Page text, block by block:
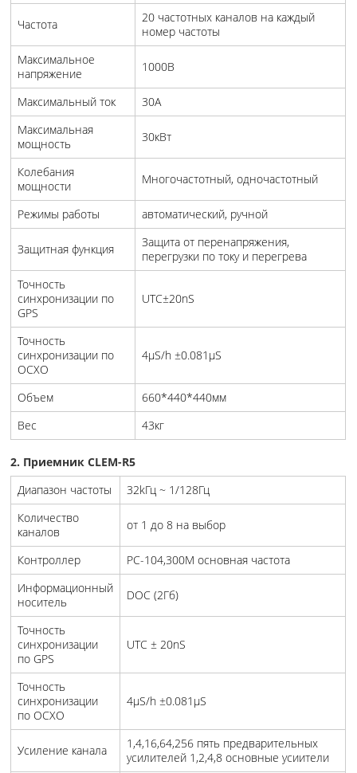
Частота
20 частотных каналов на каждый
номер частоты
Максимальное
напряжение
1000В
Максимальный ток
30A
Максимальная
мощность
30кВт
Колебания
мощности
Многочастотный, одночастотный
Режимы работы автоматический, ручной
Защитная функция
Защита от перенапряжения,
перегрузки по току и перегрева
Точность
синхронизации по
GPS
UTC±20nS
Точность
синхронизации по
OCXO
4μS/h ±0.081μS
Объем
660*440*440мм
Вес
43кг
2. Приемник CLEM-R5
Диапазон частоты
32kГц ~ 1/128Гц
Количество
каналов
от 1 до 8 на выбор
Контроллер
PC-104,300M основная частота
Информационный
носитель
DOC (2Гб)
Точность
синхронизации
по GPS
UTC ± 20nS
Точность
синхронизации
по OCXO
4μS/h ±0.081μS
Усиление канала
1,4,16,64,256 пять предварительных
усилителей 1,2,4,8 основные усиители